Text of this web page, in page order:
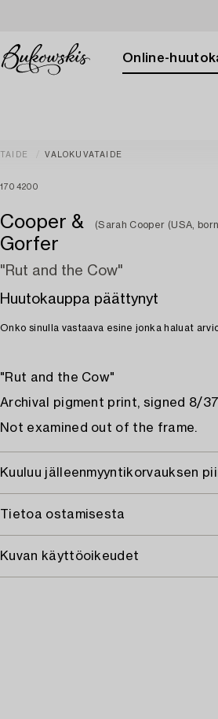
Online-
TAIDE VALOKUVATAIDE
1704200
Cooper &
Gorfer
(Sarah Cooper (USA,
"Rut and the Cow"
Huutokauppa päättynyt
Onko sinulla vastaava esine jonka haluat
"Rut and the Cow"
Archival pigment print, signed 8/
Not examined out of the frame.
Kuuluu jälleenmyyntikorvauksen
Tietoa ostamisesta
Kuvan käyttöoikeudet